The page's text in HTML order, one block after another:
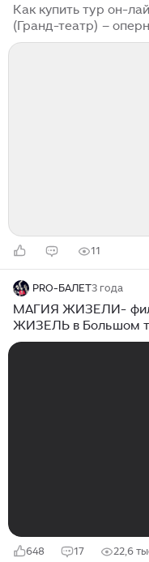
Как купить тур он-
(Гранд-театр) –
протяжении XVII и
11
PRO-БАЛЕТ3 года
МАГИЯ ЖИЗЕЛИ-
ЖИЗЕЛЬ в Большом
648 17 22,6